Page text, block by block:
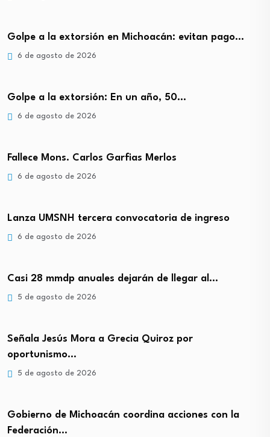
Golpe a la extorsión en Michoacán: evitan pago…
6 de agosto de 2026
Golpe a la extorsión: En un año, 50…
6 de agosto de 2026
Fallece Mons. Carlos Garfias Merlos
6 de agosto de 2026
Lanza UMSNH tercera convocatoria de ingreso
6 de agosto de 2026
Casi 28 mmdp anuales dejarán de llegar al…
5 de agosto de 2026
Señala Jesús Mora a Grecia Quiroz por
oportunismo…
5 de agosto de 2026
Gobierno de Michoacán coordina acciones con la
Federación…